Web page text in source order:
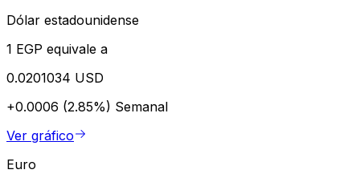
Dólar estadounidense
1 EGP equivale a
0.0201034 USD
+0.0006 (2.85%) Semanal
Ver gráfico
Euro